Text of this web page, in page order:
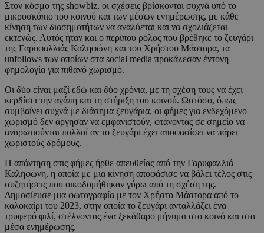
Στον κόσμο της showbiz, οι σχέσεις βρίσκονται συχνά υπό το
μικροσκόπιο του κοινού και των μέσων ενημέρωσης, με κάθε
κίνηση των διασημοτήτων να αναλύεται και να σχολιάζεται
εκτενώς. Αυτός ήταν και ο περίπου ρόλος που βρέθηκε το ζευγάρι
της Γαρυφαλλιάς Καληφώνη και του Χρήστου Μάστορα, τα
unfollows των οποίων στα social media προκάλεσαν έντονη
φημολογία για πιθανό χωρισμό.
Οι δύο είναι μαζί εδώ και δύο χρόνια, με τη σχέση τους να έχει
κερδίσει την αγάπη και τη στήριξη του κοινού. Ωστόσο, όπως
συμβαίνει συχνά με διάσημα ζευγάρια, οι φήμες για ενδεχόμενο
χωρισμό δεν άργησαν να εμφανιστούν, φτάνοντας σε σημείο να
αναρωτιούνται πολλοί αν το ζευγάρι έχει αποφασίσει να πάρει
χωριστούς δρόμους.
Η απάντηση στις φήμες ήρθε απευθείας από την Γαρυφαλλιά
Καληφώνη, η οποία με μια κίνηση αποφάσισε να βάλει τέλος στις
συζητήσεις που οικοδομήθηκαν γύρω από τη σχέση της.
Δημοσίευσε μια φωτογραφία με τον Χρήστο Μάστορα από το
καλοκαίρι του 2023, στην οποία το ζευγάρι ανταλλάζει ένα
τρυφερό φιλί, στέλνοντας ένα ξεκάθαρο μήνυμα στο κοινό και στα
μέσα ενημέρωσης.